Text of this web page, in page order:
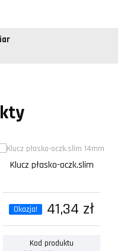
Klucz płasko-oczk.slim
Okazja! 41,34 zł
Kod produktu